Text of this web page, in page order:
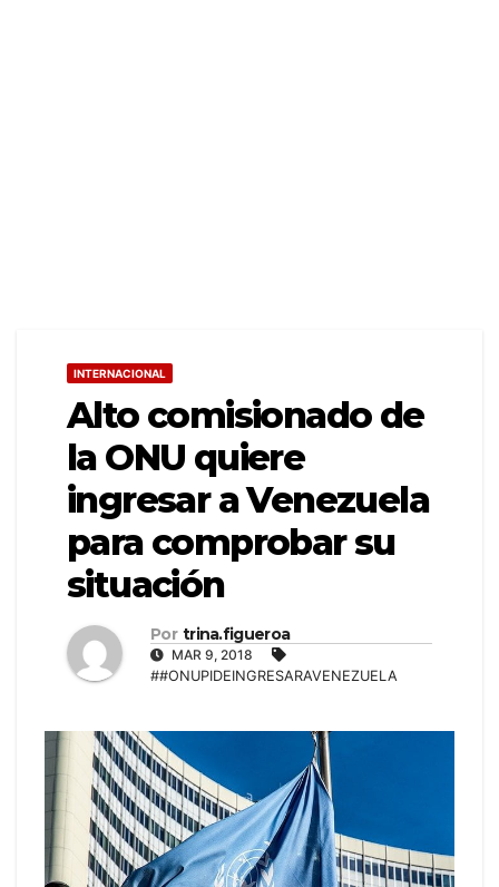
INTERNACIONAL
Alto comisionado de
la ONU quiere
ingresar a Venezuela
para comprobar su
situación
Por trina.figueroa
MAR 9, 2018
##ONUPIDEINGRESARAVENEZUELA